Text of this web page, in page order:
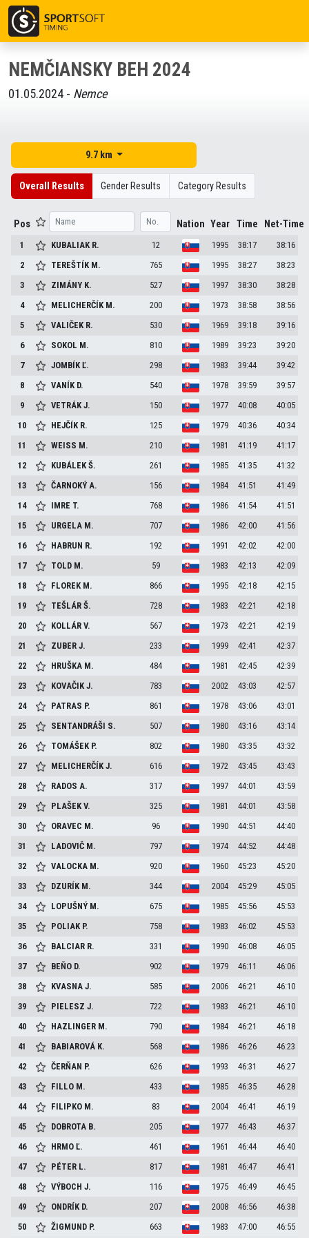
NEMČIANSKY BEH 2024
01.05.2024 - Nemce
9.7 km
Overall Results Gender Results Category Results
Pos Nation Year Time Net-Time
1 KUBALIAK R. 12 1995 38:17
38:16
2
TEREŠTÍK M. 765 1995 38:27
38:23
3
ZIMÁNY K. 527 1997 38:30
38:28
4
MELICHERČÍK M. 200 1973 38:58
38:56
5
VALIČEK R. 530 1969 39:18
39:16
6
SOKOL M. 810 1989 39:23
39:20
7
JOMBÍKĽ. 298 1983 39:44
39:42
8
VANÍK D. 540 1978 39:59
39:57
9
VETRÁKJ. 150 1977 40:08
40:05
10
HEJČÍK R. 125 1979 40:36
40:34
11
WEISS M. 210 1981 41:19
41:17
12
KUBÁLEKŠ. 261 1985 41:35
41:32
13
ČARNOKÝA. 156 1984 41:51
41:49
14
IMRE T. 768 1986 41:54
41:51
15
URGELA M. 707 1986 42:00
41:56
16
HABRUN R. 192 1991 42:02
42:00
17
TOLD M. 59 1983 42:13
42:09
18
FLOREK M. 866 1995 42:18
42:15
19
TEŠLÁRŠ. 728 1983 42:21
42:18
20
KOLLÁRV. 567 1973 42:21
42:19
21
ZUBERJ. 233 1999 42:41
42:37
22
HRUŠKA M. 484 1981 42:45
42:39
23
KOVAČIKJ. 783 2002 43:03
42:57
24
PATRAS P. 861 1978 43:06
43:01
25
SENTANDRÁŠI S. 507 1980 43:16
43:14
26
TOMÁŠEK P. 802 1980 43:35
43:32
27
MELICHERČÍKJ. 616 1972 43:45
43:43
28
RADOSA. 317 1997 44:01
43:59
29
PLAŠEKV. 325 1981 44:01
43:58
30
ORAVEC M. 96 1990 44:51
44:40
31
LADOVIČ M. 797 1974 44:52
44:48
32
VALOCKA M. 920 1960 45:23
45:20
33
DZURÍK M. 344 2004 45:29
45:05
34
LOPUŠNÝ M. 675 1985 45:56
45:53
35
POLIAK P. 758 1983 46:02
45:53
36
BALCIAR R. 331 1990 46:08
46:05
37
BEŇO D. 902 1979 46:11
46:06
38
KVASNAJ. 585 2006 46:21
46:10
39
PIELESZJ. 722 1983 46:21
46:10
40
HAZLINGER M. 790 1984 46:21
46:18
41
BABIAROVÁ K. 568 1986 46:26
46:23
42
ČERŇAN P. 626 1993 46:31
46:27
43
FILLO M. 433 1985 46:35
46:28
44
FILIPKO M. 83 2004 46:41
46:19
45
DOBROTA B. 205 1977 46:43
46:37
46
HRMOĽ. 461 1961 46:44
46:40
47
PÉTER L. 817 1981 46:47
46:41
48
VÝBOCHJ. 116 1975 46:49
46:45
49
ONDRÍK D. 207 2008 46:56
46:38
50
ŽIGMUND P. 663 1983 47:00 46:55